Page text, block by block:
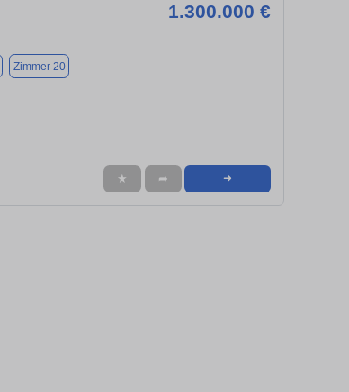
1.300.000 €
Zimmer 20
★ ➦ ➜